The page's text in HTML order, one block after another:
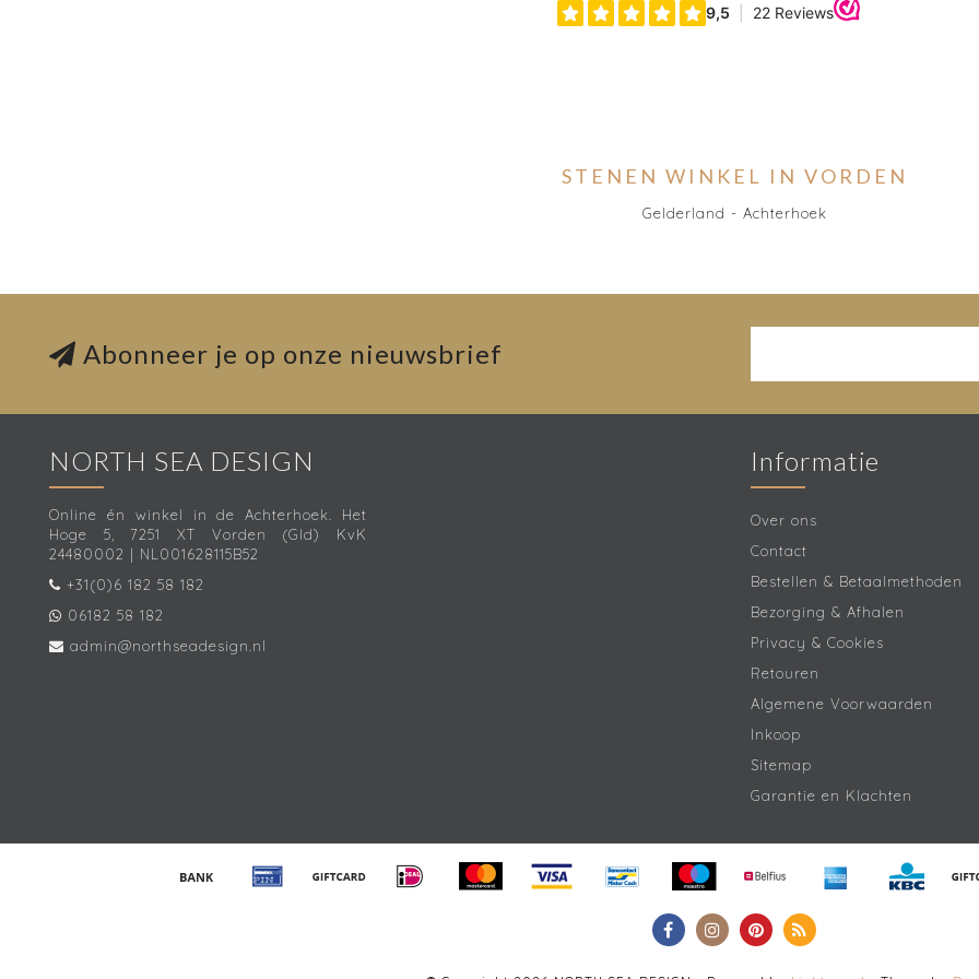
STENEN WINKEL IN VORDEN
Gelderland - Achterhoek
Abonneer je op onze nieuwsbrief
NORTH SEA DESIGN
Online én winkel in de Achterhoek. Het
Hoge 5, 7251 XT Vorden (Gld) KvK
24480002 | NL001628115B52
+31(0)6 182 58 182
06182 58 182
admin@northseadesign.nl
Informatie
Over ons
Contact
Bestellen & Betaalmethoden
Bezorging & Afhalen
Privacy & Cookies
Retouren
Algemene Voorwaarden
Inkoop
Sitemap
Garantie en Klachten